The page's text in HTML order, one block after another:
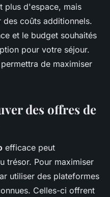
plus d'espace, mais
des coûts additionnels.
et le budget souhaités
pour votre séjour.
de maximiser
des offres de
efficace peut
trésor. Pour maximiser
utiliser des plateformes
Celles-ci offrent